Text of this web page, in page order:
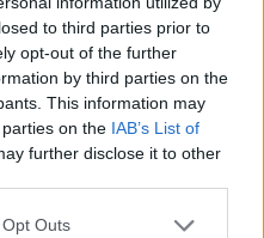
to third parties prior to
opt-out of the further
by third parties on the
This information may
on the IAB’s List of
further disclose it to other
uses one or more Google
Outs